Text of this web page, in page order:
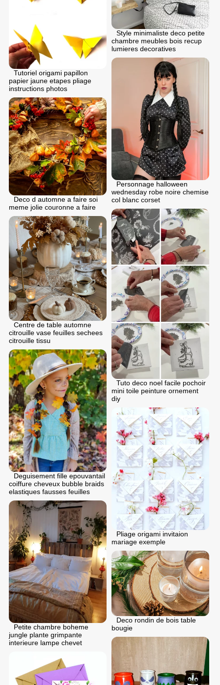
Tutoriel origami papillon
papier jaune etapes pliage
instructions photos
Style minimaliste deco petite
chambre meubles bois recup
lumieres decoratives
Personnage halloween
wednesday robe noire chemise
col blanc corset
Deco d automne a faire soi
meme jolie couronne a faire
Tuto deco noel facile pochoir
mini toile peinture ornement
diy
Centre de table automne
citrouille vase feuilles sechees
citrouille tissu
Deguisement fille epouvantail
coiffure cheveux bubble braids
elastiques fausses feuilles
Pliage origami invitaion
mariage exemple
Petite chambre boheme
jungle plante grimpante
interieure lampe chevet
Deco rondin de bois table
bougie